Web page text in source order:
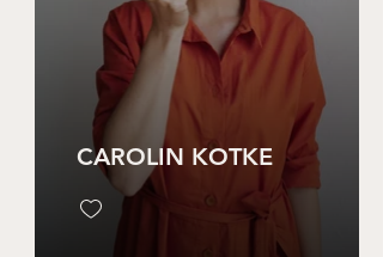
CAROLIN KOTKE